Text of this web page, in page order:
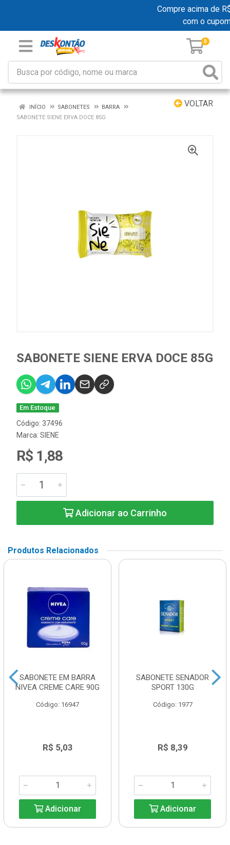
Compre acima de
com o
0
VOLTAR
INÍCIO SABONETES
BARRA
SABONETE SIENE ERVA DOCE 85G
SABONETE SIENE ERVA DOCE 85G
Em Estoque
Código: 37496
Marca: SIENE
R$ 1,88
Adicionar ao Carrinho
Produtos Relacionados
SABONETE EM BARRA
NIVEA CREME CARE 90G
Código: 16947
R$ 5,03
Adicionar
SABONETE SENADOR
SPORT 130G
Código: 1977
R$ 8,39
Adicionar